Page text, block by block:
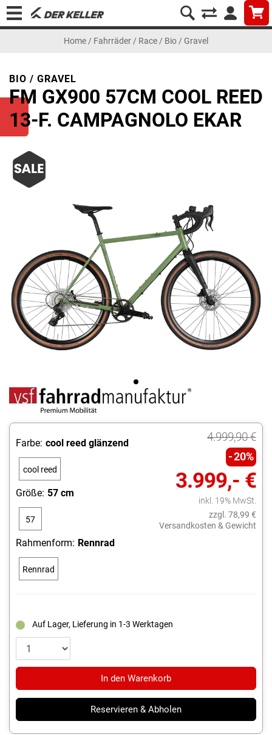
Home / Fahrräder / Race / Bio / Gravel
BIO / GRAVEL
FM GX900 57CM COOL REED
13-F. CAMPAGNOLO EKAR
4.999,90 €
20%
3.999,- €
inkl. 19% MwSt.
zzgl. 78,99 €
Versandkosten & Gewicht
Farbe: cool reed glänzend
cool reed
Größe: 57 cm
57
Rahmenform: Rennrad
Rennrad
Auf Lager, Lieferung in 1-3 Werktagen
In den Warenkorb
Reservieren & Abholen